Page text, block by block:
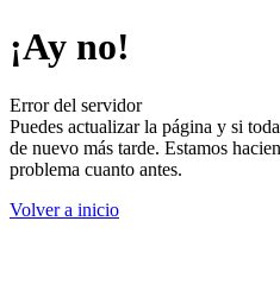
¡Ay no!
Error del servidor
Puedes actualizar la página y si
de nuevo más tarde. Estamos
problema cuanto antes.
Volver a inicio